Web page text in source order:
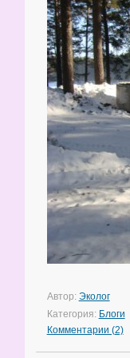
Автор: Эколог
Категория: Блоги
Комментарии (2)